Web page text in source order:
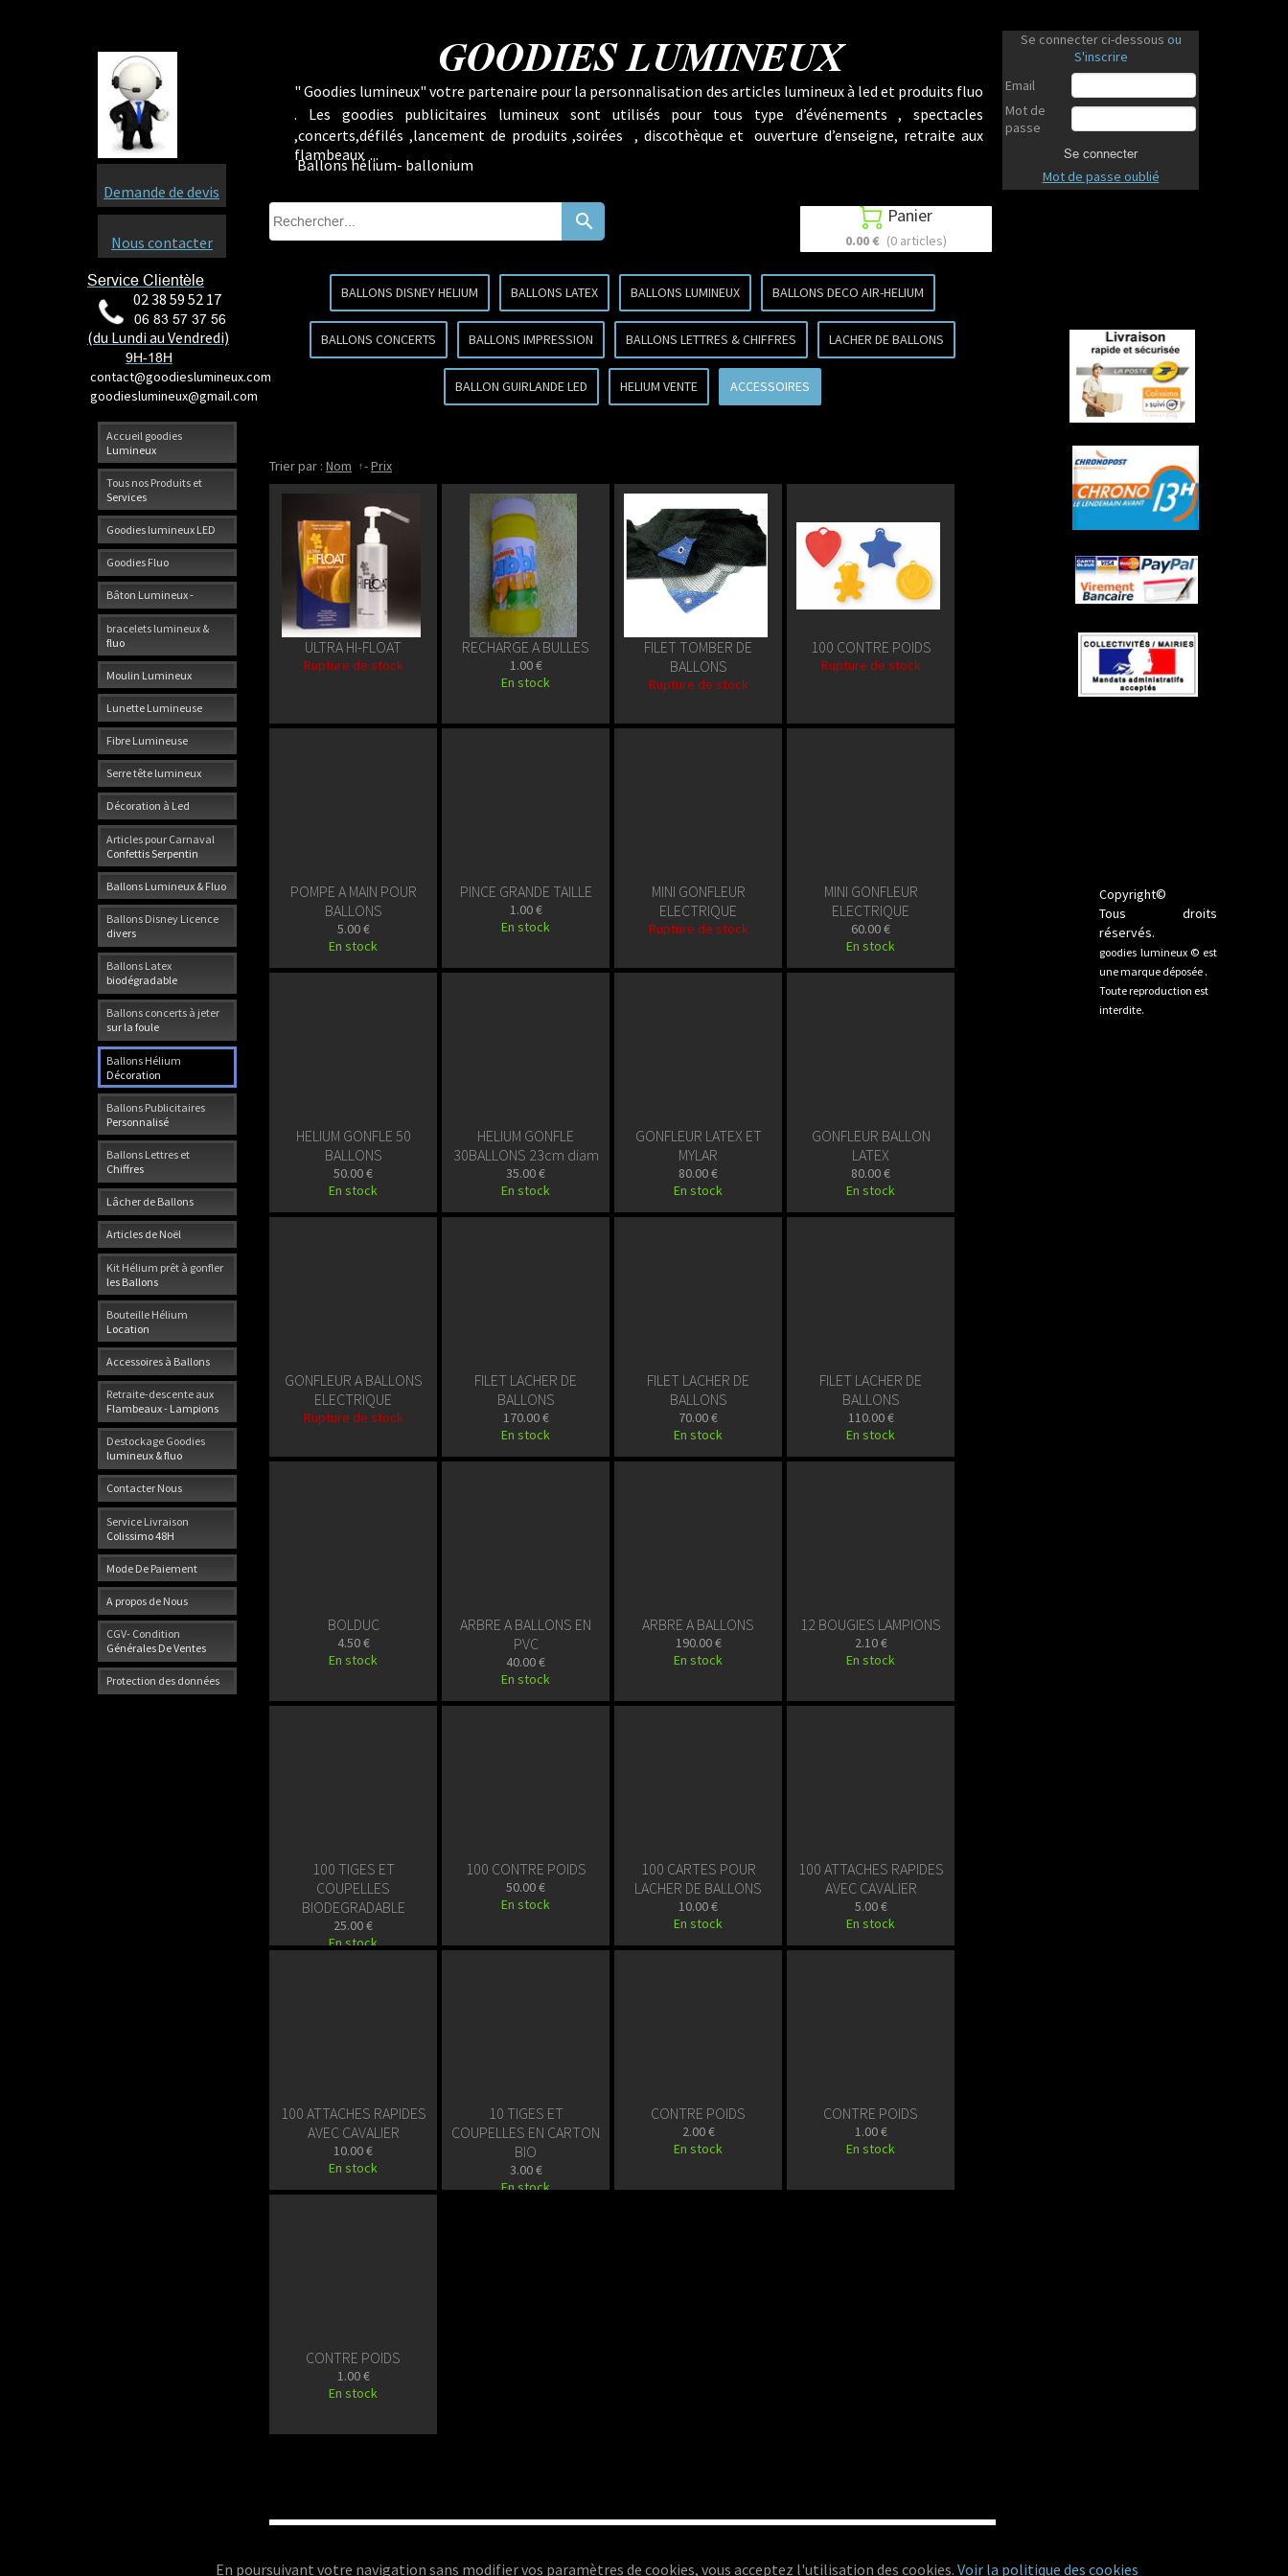
Accueil goodies
Lumineux
Tous nos Produits et
Services
Goodies lumineux LED
Goodies Fluo
Bâton Lumineux -
bracelets lumineux &
fluo
Moulin Lumineux
Lunette Lumineuse
Fibre Lumineuse
Serre tête lumineux
Décoration à Led
Articles pour Carnaval
Confettis Serpentin
Ballons Lumineux & Fluo
Ballons Disney Licence
divers
Ballons Latex
biodégradable
Ballons concerts à jeter
sur la foule
Ballons Hélium
Décoration
Ballons Publicitaires
Personnalisé
Ballons Lettres et
Chiffres
Lâcher de Ballons
Articles de Noël
Kit Hélium prêt à gonfler
les Ballons
Bouteille Hélium
Location
Accessoires à Ballons
Retraite-descente aux
Flambeaux - Lampions
Destockage Goodies
lumineux & fluo
Contacter Nous
Service Livraison
Colissimo 48H
Mode De Paiement
A propos de Nous
CGV- Condition
Générales De Ventes
Protection des données
GOODIES LUMINEUX
Copyright©
Tous droits
réservés.
goodies lumineux © est
une marque déposée .
Toute reproduction est
interdite.
Se connecter ci-dessous ou
S'inscrire
Email
Mot de
passe
Se connecter
Mot de passe oublié
Service Clientèle
02 38 59 52 17
06 83 57 37 56
(du Lundi au Vendredi)
9H-18H
contact@goodieslumineux.com
goodieslumineux@gmail.com
Demande de devis
Nous contacter
" Goodies lumineux" votre partenaire pour la personnalisation des articles lumineux à led et produits fluo
. Les goodies publicitaires lumineux sont utilisés pour tous type d’événements , spectacles
,concerts,défilés ,lancement de produits ,soirées , discothèque et ouverture d’enseigne, retraite aux
flambeaux ...
En poursuivant votre navigation sans modifier vos paramètres de cookies, vous acceptez l'utilisation des cookies. Voir la politique des cookies
Ballons hélium- ballonium
search  Panier
0.00 € (0 articles)
BALLONS DISNEY HELIUM BALLONS LATEX BALLONS LUMINEUX BALLONS DECO AIR-HELIUM
BALLONS CONCERTS BALLONS IMPRESSION BALLONS LETTRES & CHIFFRES LACHER DE BALLONS
BALLON GUIRLANDE LED HELIUM VENTE ACCESSOIRES
Trier par : Nom -Prix
ULTRA HI-FLOAT
Rupture de stock
RECHARGE A BULLES
1.00 €
En stock
FILET TOMBER DE
BALLONS
Rupture de stock
100 CONTRE POIDS
Rupture de stock
POMPE A MAIN POUR
BALLONS
5.00 €
En stock
PINCE GRANDE TAILLE
1.00 €
En stock
MINI GONFLEUR
ELECTRIQUE
Rupture de stock
MINI GONFLEUR
ELECTRIQUE
60.00 €
En stock
HELIUM GONFLE 50
BALLONS
50.00 €
En stock
HELIUM GONFLE
30BALLONS 23cm diam
35.00 €
En stock
GONFLEUR LATEX ET
MYLAR
80.00 €
En stock
GONFLEUR BALLON
LATEX
80.00 €
En stock
GONFLEUR A BALLONS
ELECTRIQUE
Rupture de stock
FILET LACHER DE
BALLONS
170.00 €
En stock
FILET LACHER DE
BALLONS
70.00 €
En stock
FILET LACHER DE
BALLONS
110.00 €
En stock
BOLDUC
4.50 €
En stock
ARBRE A BALLONS EN
PVC
40.00 €
En stock
ARBRE A BALLONS
190.00 €
En stock
12 BOUGIES LAMPIONS
2.10 €
En stock
100 TIGES ET
COUPELLES
BIODEGRADABLE
25.00 €
En stock
100 CONTRE POIDS
50.00 €
En stock
100 CARTES POUR
LACHER DE BALLONS
10.00 €
En stock
100 ATTACHES RAPIDES
AVEC CAVALIER
5.00 €
En stock
100 ATTACHES RAPIDES
AVEC CAVALIER
10.00 €
En stock
10 TIGES ET
COUPELLES EN CARTON
BIO
3.00 €
En stock
CONTRE POIDS
2.00 €
En stock
CONTRE POIDS
1.00 €
En stock
CONTRE POIDS
1.00 €
En stock